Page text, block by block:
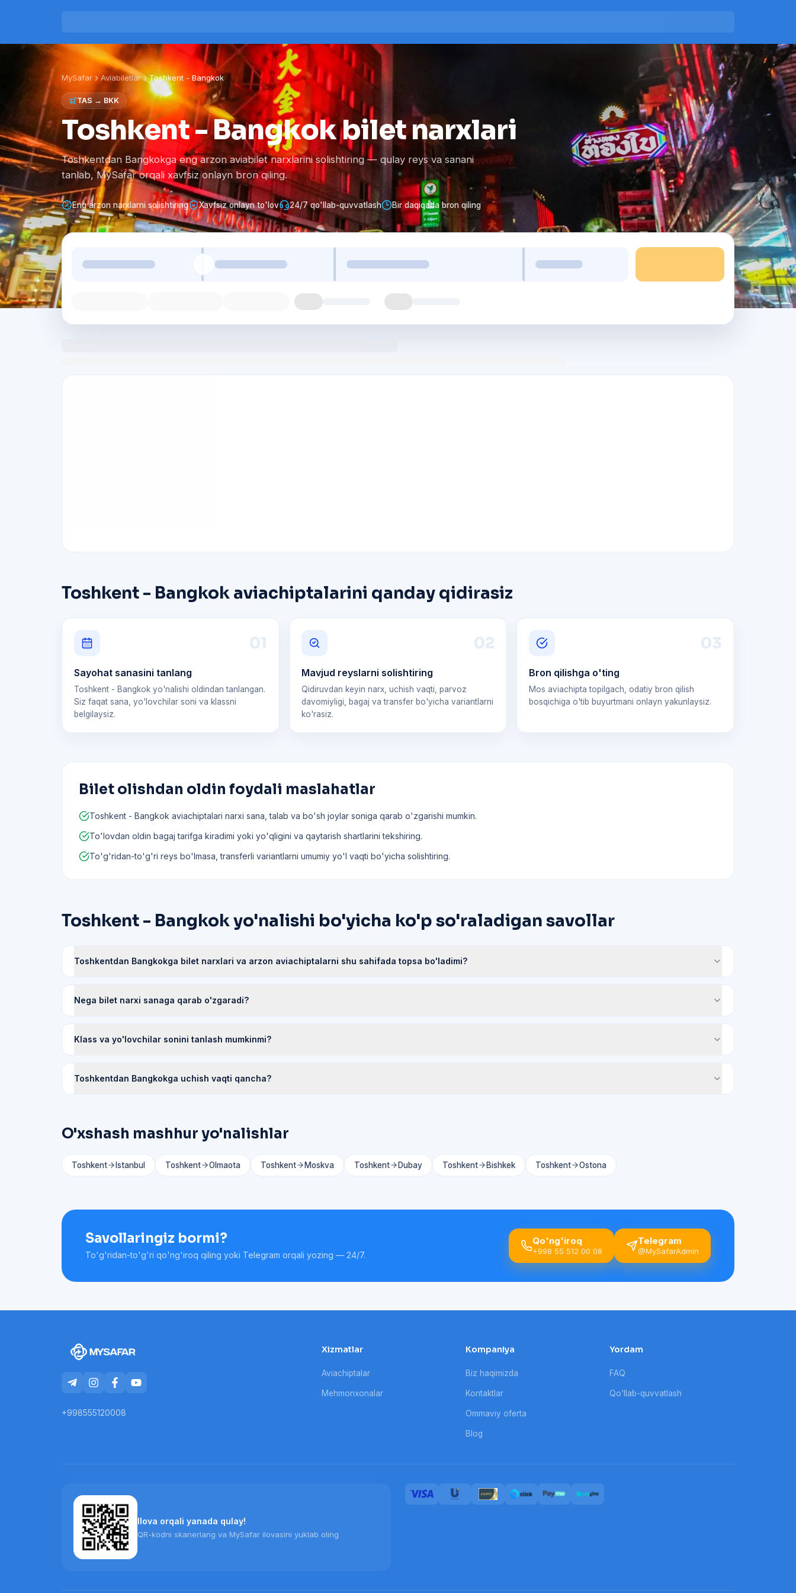
MySafar Aviabiletlar Toshkent - Bangkok
TAS → BKK
Toshkent - Bangkok bilet narxlari
Toshkentdan Bangkokga eng arzon aviabilet narxlarini solishtiring — qulay reys va sanani
tanlab, MySafar orqali xavfsiz onlayn bron qiling.
Eng arzon narxlarni solishtiring Xavfsiz onlayn to'lov 24/7 qo'llab-quvvatlash Bir daqiqada bron qiling
Toshkent - Bangkok aviachiptalarini qanday qidirasiz
01
Sayohat sanasini tanlang
Toshkent - Bangkok yo'nalishi oldindan tanlangan.
Siz faqat sana, yo'lovchilar soni va klassni
belgilaysiz.
02
Mavjud reyslarni solishtiring
Qidiruvdan keyin narx, uchish vaqti, parvoz
davomiyligi, bagaj va transfer bo'yicha variantlarni
ko'rasiz.
03
Bron qilishga o'ting
Mos aviachipta topilgach, odatiy bron qilish
bosqichiga o'tib buyurtmani onlayn yakunlaysiz.
Bilet olishdan oldin foydali maslahatlar
Toshkent - Bangkok aviachiptalari narxi sana, talab va bo'sh joylar soniga qarab o'zgarishi mumkin.
To'lovdan oldin bagaj tarifga kiradimi yoki yo'qligini va qaytarish shartlarini tekshiring.
To'g'ridan-to'g'ri reys bo'lmasa, transferli variantlarni umumiy yo'l vaqti bo'yicha solishtiring.
Toshkent - Bangkok yo'nalishi bo'yicha ko'p so'raladigan savollar
Toshkentdan Bangkokga bilet narxlari va arzon aviachiptalarni shu sahifada topsa bo'ladimi?
Nega bilet narxi sanaga qarab o'zgaradi?
Klass va yo'lovchilar sonini tanlash mumkinmi?
Toshkentdan Bangkokga uchish vaqti qancha?
O'xshash mashhur yo'nalishlar
Toshkent Istanbul Toshkent Olmaota Toshkent Moskva Toshkent Dubay Toshkent Bishkek Toshkent Ostona
Savollaringiz bormi?
To'g'ridan-to'g'ri qo'ng'iroq qiling yoki Telegram orqali yozing — 24/7.
Qo'ng'iroq
+998 55 512 00 08
Telegram
@MySafarAdmin
+998555120008
Xizmatlar
Aviachiptalar
Mehmonxonalar
Kompaniya
Biz haqimizda
Kontaktlar
Ommaviy oferta
Blog
Yordam
FAQ
Qo'llab-quvvatlash
Ilova orqali yanada qulay!
QR-kodni skanerlang va MySafar ilovasini yuklab oling